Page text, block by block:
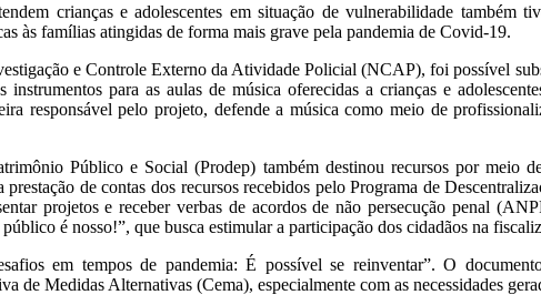
crianças e adolescentes em situação de vulnerabilidade também
às famílias atingidas de forma mais grave pela pandemia de Covid-19.
e Controle Externo da Atividade Policial (NCAP), foi possível
para as aulas de música oferecidas a crianças e
responsável pelo projeto, defende a música como meio de
Público e Social (Prodep) também destinou recursos por meio
prestação de contas dos recursos recebidos pelo Programa de
projetos e receber verbas de acordos de não persecução penal
é nosso!”, que busca estimular a participação dos cidadãos na
em tempos de pandemia: É possível se reinventar”. O
de Medidas Alternativas (Cema), especialmente com as necessidades